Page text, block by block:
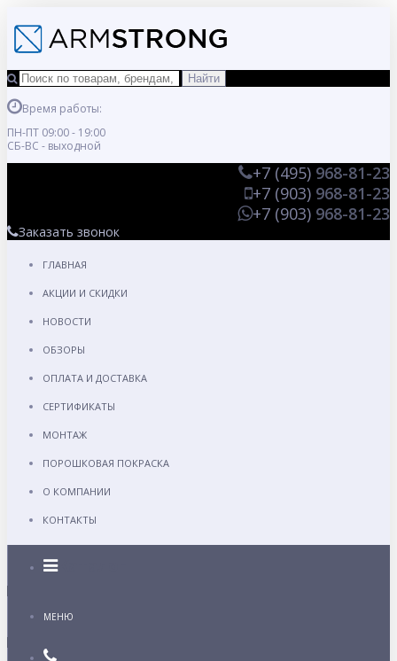
Время работы:
ПН-ПТ 09:00 - 19:00
СБ-ВС - выходной
+7 (495) 968-81-23
+7 (903) 968-81-23
+7 (903) 968-81-23
Заказать звонок
ГЛАВНАЯ
АКЦИИ И СКИДКИ
НОВОСТИ
ОБЗОРЫ
ОПЛАТА И ДОСТАВКА
СЕРТИФИКАТЫ
МОНТАЖ
ПОРОШКОВАЯ ПОКРАСКА
О КОМПАНИИ
КОНТАКТЫ
Каталог
МЕНЮ